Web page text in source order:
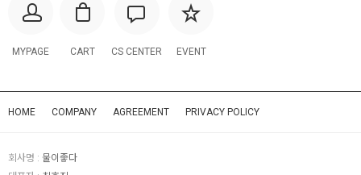
MYPAGE CART CS CENTER EVENT
HOME COMPANY AGREEMENT PRIVACY POLICY
회사명 : 물이좋다